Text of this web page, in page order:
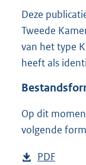
Deze
Tweede
van het type
heeft als
Op dit
volgende
D
PDF